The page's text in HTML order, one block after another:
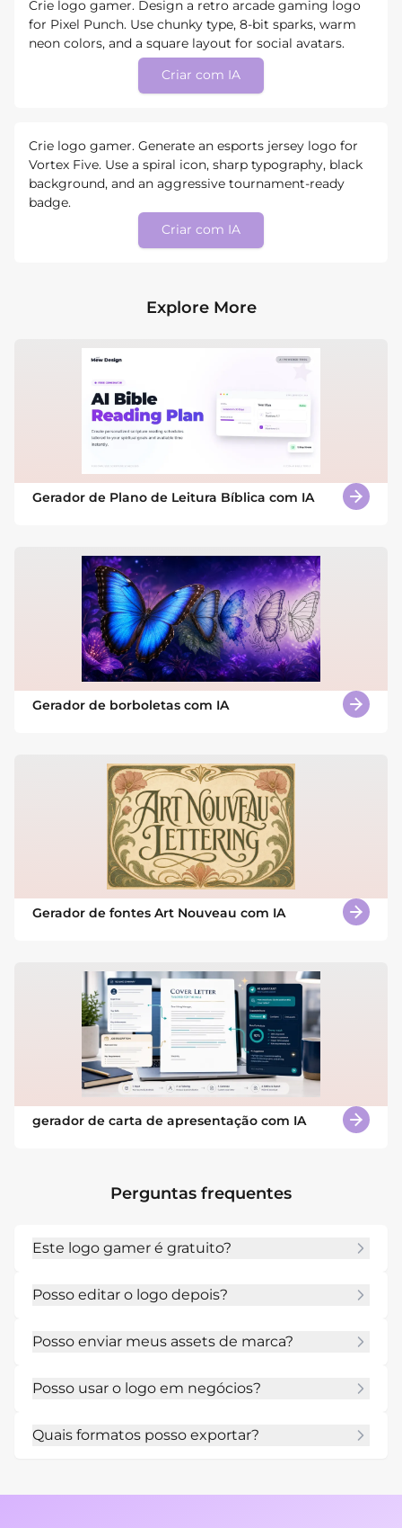
Crie logo gamer. Design a retro arcade gaming logo
for Pixel Punch. Use chunky type, 8-bit sparks, warm
neon colors, and a square layout for social avatars.
Criar com IA
Crie logo gamer. Generate an esports jersey logo for
Vortex Five. Use a spiral icon, sharp typography, black
background, and an aggressive tournament-ready
badge.
Criar com IA
Explore More
Gerador de Plano de Leitura Bíblica com IA
Gerador de borboletas com IA
Gerador de fontes Art Nouveau com IA
gerador de carta de apresentação com IA
Perguntas frequentes
Este logo gamer é gratuito?
créditos de IA gratuitos e ampliar uso com
Posso editar o logo depois?
cor, espaçamento, forma ou estilo.
Posso enviar meus assets de marca?
imagens de inspiração antes de gerar.
Posso usar o logo em negócios?
revisar marcas registradas e requisitos locais
Quais formatos posso exportar?